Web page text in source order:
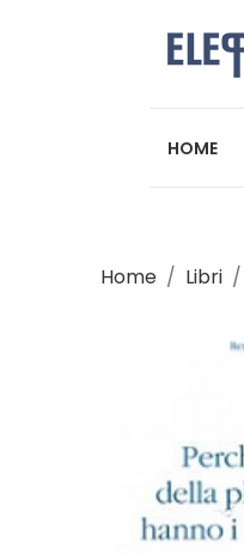
HOME
Home Libri